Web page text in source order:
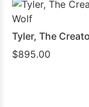
Tyler, The
$895.00